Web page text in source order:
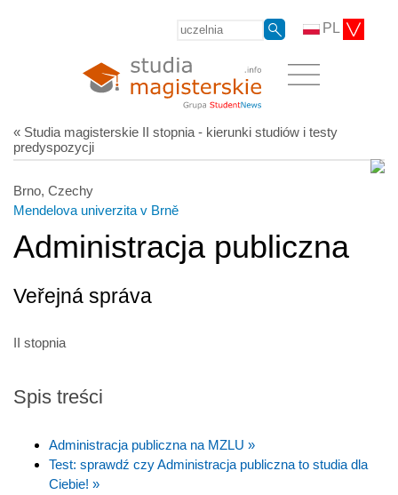
PL
« Studia magisterskie II stopnia - kierunki studiów i testy
predyspozycji
Brno, Czechy
Mendelova univerzita v Brně
Administracja publiczna
Veřejná správa
II stopnia
Spis treści
Administracja publiczna na MZLU »
Test: sprawdź czy Administracja publiczna to studia dla
Ciebie! »